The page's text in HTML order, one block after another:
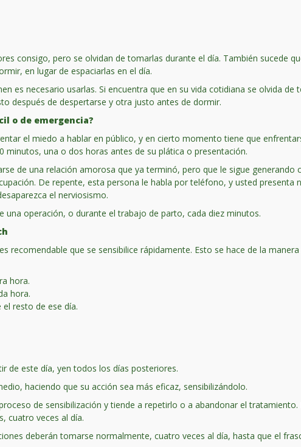
consigo, pero se olvidan de tomarlas durante el día. También sucede
en lugar de espaciarlas en el día.
es necesario usarlas. Si encuentra que en su vida cotidiana se olvida
después de despertarse y otra justo antes de dormir.
o de emergencia?
el miedo a hablar en público, y en cierto momento tiene que
una o dos horas antes de su plática o presentación.
de una relación amorosa que ya terminó, pero que le sigue
De repente, esta persona le habla por teléfono, y usted presenta
el nerviosismo.
operación, o durante el trabajo de parto, cada diez minutos.
recomendable que se sensibilice rápidamente. Esto se hace de la manera
hora.
hora.
resto de ese día.
de este día, yen todos los días posteriores.
haciendo que su acción sea más eficaz, sensibilizándolo.
de sensibilización y tiende a repetirlo o a abandonar el
cuatro veces al día.
deberán tomarse normalmente, cuatro veces al día, hasta que el